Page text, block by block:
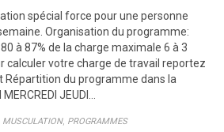
spécial force pour une personne
Organisation du programme:
à 87% de la charge maximale 6 à 3
calculer votre charge de travail reportez
Répartition du programme dans la
JEUDI…
CATEGORY
MUSCULATION, PROGRAMMES